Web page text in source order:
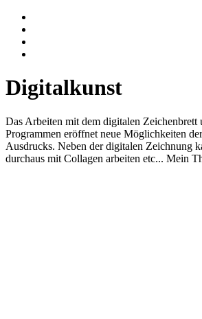
Digitalkunst
Das Arbeiten mit dem digitalen Zeichenbrett
Programmen eröffnet neue Möglichkeiten
Ausdrucks. Neben der digitalen Zeichnung
durchaus mit Collagen arbeiten etc... Mein